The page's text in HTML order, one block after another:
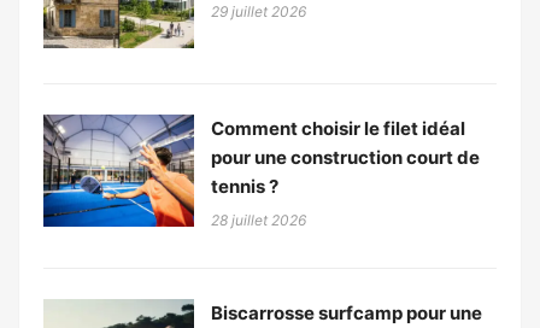
29 juillet 2026
Comment choisir le filet idéal
pour une construction court de
tennis ?
28 juillet 2026
Biscarrosse surfcamp pour une